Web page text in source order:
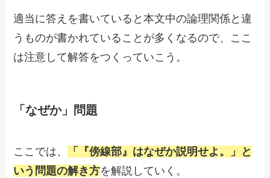
適当に答えを書いていると本文中の論理関係と違
うものが書かれていることが多くなるので、ここ
は注意して解答をつくっていこう。
「なぜか」問題
ここでは、
「『傍線部』はなぜか説明せよ。」と
いう問題の解き方を解説していく。